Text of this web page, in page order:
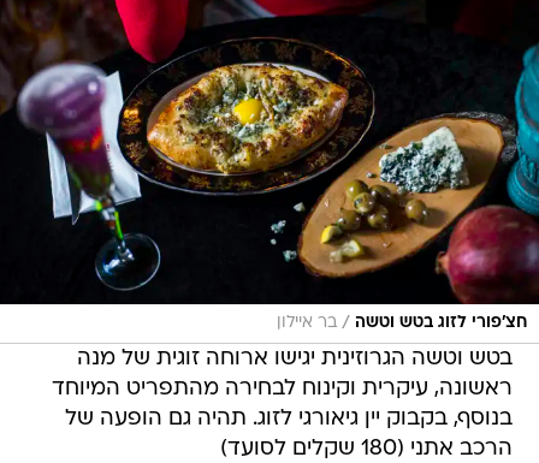
חצ'פורי לזוג בטש וטשה / בר איילון
בטש וטשה הגרוזינית יגישו ארוחה זוגית של מנה
ראשונה, עיקרית וקינוח לבחירה מהתפריט המיוחד
בנוסף, בקבוק יין גיאורגי לזוג. תהיה גם הופעה של
הרכב אתני (180 שקלים לסועד)